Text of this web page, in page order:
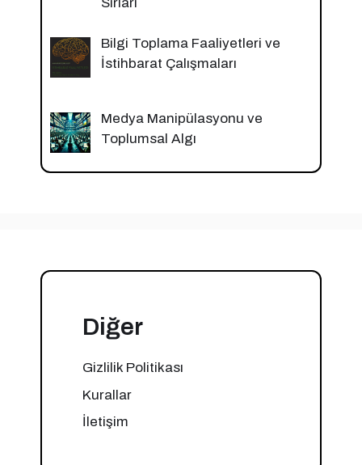
Bilgi Toplama Faaliyetleri ve
İstihbarat Çalışmaları
Medya Manipülasyonu ve
Toplumsal Algı
Diğer
Gizlilik Politikası
Kurallar
İletişim